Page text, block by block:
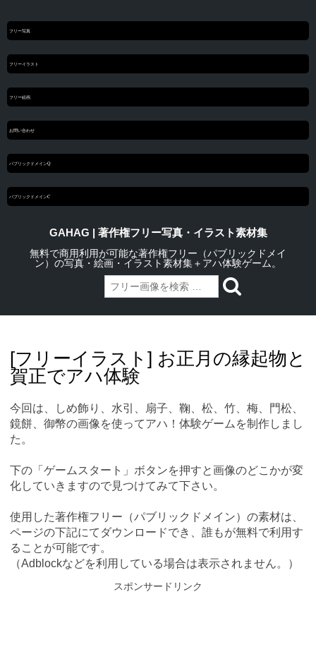
フリー写真
フリーイラスト
フリー絵画
お問い合わせ
パブリックドメインQ
パブリックドメインC
GAHAG | 著作権フリー写真・イラスト素材集
無料で商用利用が可能な著作権フリー（パブリックドメイ
ン）の写真・絵画・イラスト素材集＋アハ体験ゲーム。
content[フリーイラスト] お正月の縁起物と
賀正でアハ体験
今回は、しめ飾り、水引、扇子、鞠、松、竹、梅、門松、
鏡餅、御幣の画像を使ってアハ！体験ゲームを制作しまし
た。
下の「ゲームスタート」ボタンを押すと画像のどこかが変
化していきますので見つけてみて下さい。
使用した著作権フリー（パブリックドメイン）の素材は、
ページの下記にてダウンロードでき、誰もが無料で利用す
ることが可能です。
（Adblockなどを利用している場合は表示されません。）
スポンサードリンク